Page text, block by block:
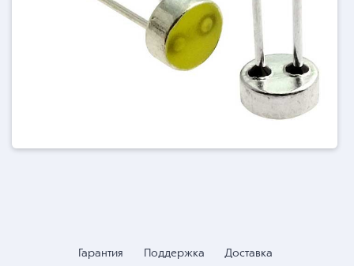
Гарантия Поддержка Доставка